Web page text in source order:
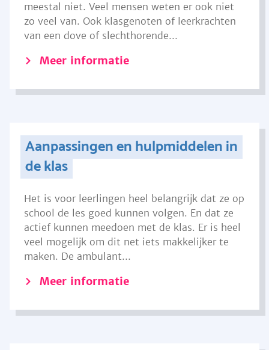
meestal niet. Veel mensen weten er ook niet
zo veel van. Ook klasgenoten of leerkrachten
van een dove of slechthorende...
Meer informatie
Aanpassingen en hulpmiddelen in
de klas
Het is voor leerlingen heel belangrijk dat ze op
school de les goed kunnen volgen. En dat ze
actief kunnen meedoen met de klas. Er is heel
veel mogelijk om dit net iets makkelijker te
maken. De ambulant...
Meer informatie